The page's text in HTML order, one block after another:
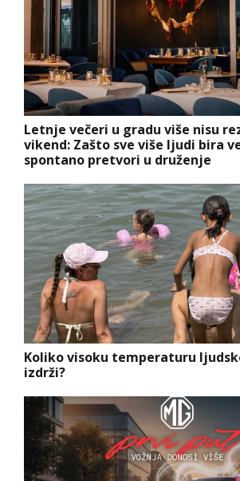
Letnje večeri u gradu više nisu
vikend: Zašto sve više ljudi bira
spontano pretvori u druženje
Koliko visoku temperaturu
izdrži?